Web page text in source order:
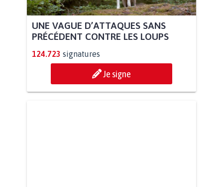
UNE VAGUE D’ATTAQUES SANS
PRÉCÉDENT CONTRE LES LOUPS
124.723 signatures
Je signe